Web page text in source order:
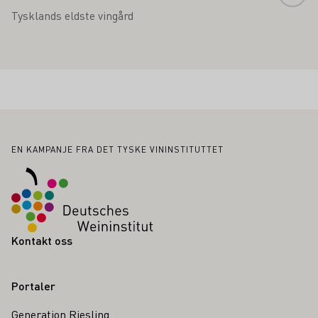
Tysklands eldste vingård
Bunntekst
EN KAMPANJE FRA DET TYSKE VININSTITUTTET
Kontakt oss
Portaler
Generation Riesling